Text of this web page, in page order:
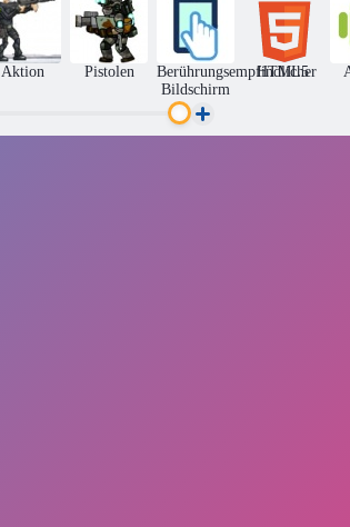
Bob der Räuber
5:
Tempelabenteuer
Aktion Pistolen
Berührungsempfindlicher
Bildschirm
HTML5